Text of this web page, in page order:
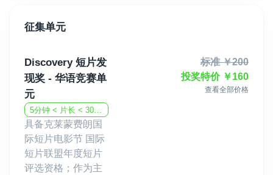
征集单元
Discovery 短片发
现奖 - 华语竞赛单
元
具备克莱蒙费朗国
际短片电影节 国际
短片联盟年度短片
评选资格；作为主
标准￥200
投奖特价￥160
查看全部价格